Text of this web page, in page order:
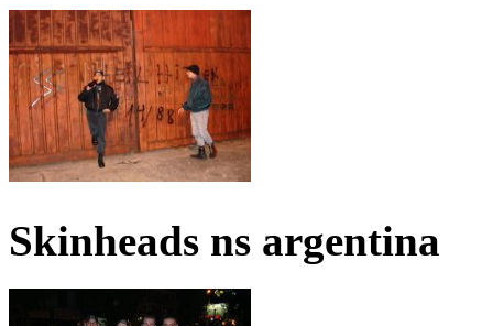
Skinheads ns argentina